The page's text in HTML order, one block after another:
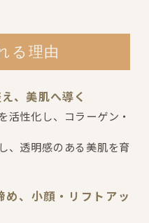
る理由
、美肌へ導く
活性化し、コラーゲン・
、透明感のある美肌を育
、小顔・リフトアッ